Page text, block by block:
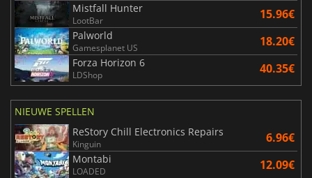
Mistfall Hunter
LootBar 15.96€
Palworld
Gamesplanet US 18.20€
Forza Horizon 6
LDShop 40.35€
NIEUWE SPELLEN
ReStory Chill Electronics Repairs
Kinguin 6.96€
Montabi
LOADED 12.09€